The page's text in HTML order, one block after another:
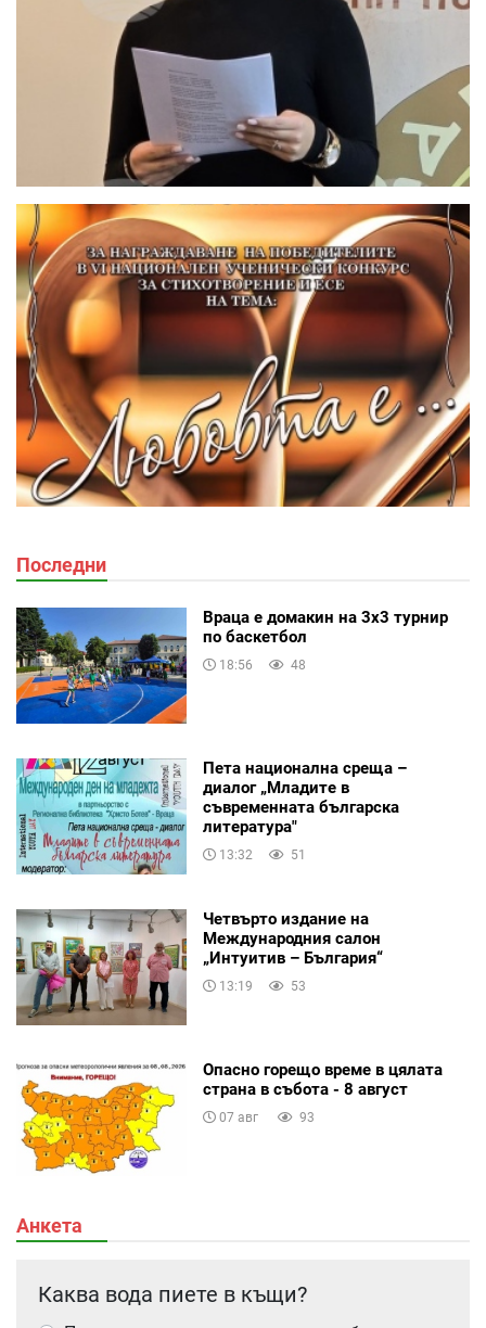
Последни
Враца е домакин на 3х3 турнир
по баскетбол
18:56 48
Пета национална среща –
диалог „Младите в
съвременната българска
литература"
13:32 51
Четвърто издание на
Международния салон
„Интуитив – България“
13:19 53
Опасно горещо време в цялата
страна в събота - 8 август
07 авг 93
Анкета
Каква вода пиете в къщи?